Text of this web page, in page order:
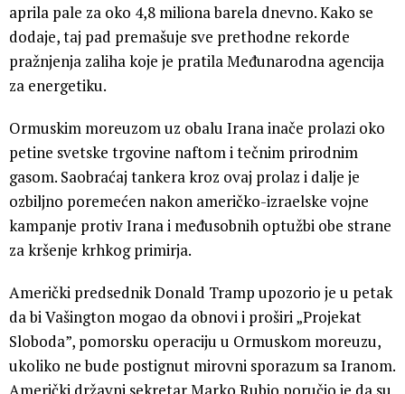
aprila pale za oko 4,8 miliona barela dnevno. Kako se
dodaje, taj pad premašuje sve prethodne rekorde
pražnjenja zaliha koje je pratila Međunarodna agencija
za energetiku.
Ormuskim moreuzom uz obalu Irana inače prolazi oko
petine svetske trgovine naftom i tečnim prirodnim
gasom. Saobraćaj tankera kroz ovaj prolaz i dalje je
ozbiljno poremećen nakon američko-izraelske vojne
kampanje protiv Irana i međusobnih optužbi obe strane
za kršenje krhkog primirja.
Američki predsednik Donald Tramp upozorio je u petak
da bi Vašington mogao da obnovi i proširi „Projekat
Sloboda”, pomorsku operaciju u Ormuskom moreuzu,
ukoliko ne bude postignut mirovni sporazum sa Iranom.
Američki državni sekretar Marko Rubio poručio je da su